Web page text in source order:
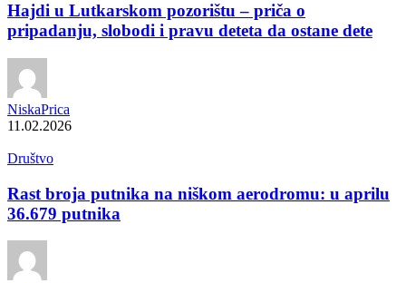
Hajdi u Lutkarskom pozorištu – priča o
pripadanju, slobodi i pravu deteta da ostane dete
NiskaPrica
11.02.2026
Društvo
Rast broja putnika na niškom aerodromu: u aprilu
36.679 putnika